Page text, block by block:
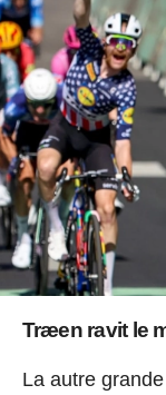
Træen ravit le
La autre